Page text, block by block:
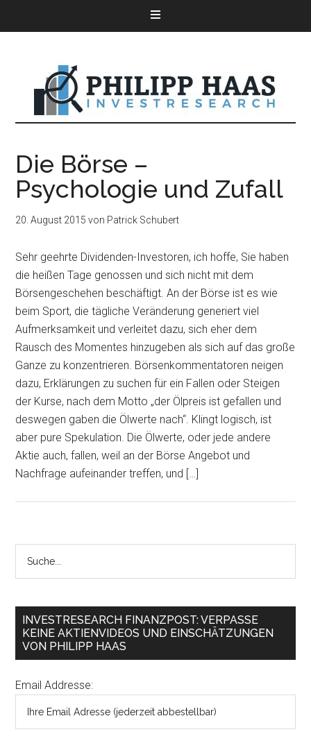
Die Börse –
Psychologie und Zufall
20. August 2015 von Patrick Schubert
Sehr geehrte Dividenden-Investoren, ich hoffe, Sie haben
die heißen Tage genossen und sich nicht mit dem
Börsengeschehen beschäftigt. An der Börse ist es wie
beim Sport, die tägliche Veränderung generiert viel
Aufmerksamkeit und verleitet dazu, sich eher dem
Rausch des Momentes hinzugeben als sich auf das große
Ganze zu konzentrieren. Börsenkommentatoren neigen
dazu, Erklärungen zu suchen für ein Fallen oder Steigen
der Kurse, nach dem Motto „der Ölpreis ist gefallen und
deswegen gaben die Ölwerte nach“. Klingt logisch, ist
aber pure Spekulation. Die Ölwerte, oder jede andere
Aktie auch, fallen, weil an der Börse Angebot und
Nachfrage aufeinander treffen, und […]
INVESTRESEARCH FINANZPOST: VERPASSE
KEINE AKTIENVIDEOS UND EINSCHÄTZUNGEN
VON PHILIPP HAAS
Email Addresse: